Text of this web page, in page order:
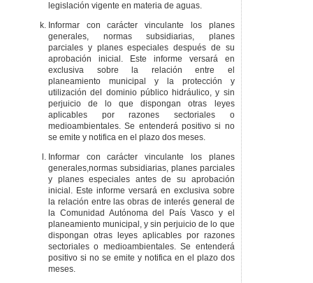
legislación vigente en materia de aguas.
Informar con carácter vinculante los planes
generales, normas subsidiarias, planes
parciales y planes especiales después de su
aprobación inicial. Este informe versará en
exclusiva sobre la relación entre el
planeamiento municipal y la protección y
utilización del dominio público hidráulico, y sin
perjuicio de lo que dispongan otras leyes
aplicables por razones sectoriales o
medioambientales. Se entenderá positivo si no
se emite y notifica en el plazo dos meses.
Informar con carácter vinculante los planes
generales,normas subsidiarias, planes parciales
y planes especiales antes de su aprobación
inicial. Este informe versará en exclusiva sobre
la relación entre las obras de interés general de
la Comunidad Autónoma del País Vasco y el
planeamiento municipal, y sin perjuicio de lo que
dispongan otras leyes aplicables por razones
sectoriales o medioambientales. Se entenderá
positivo si no se emite y notifica en el plazo dos
meses.